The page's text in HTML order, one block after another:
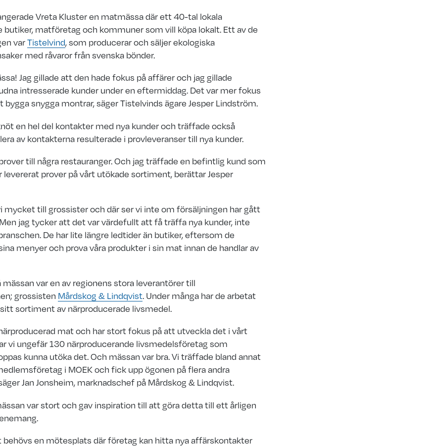
Vreta Kluster en matmässa där ett 40-tal lokala
matföretag och kommuner som vill köpa lokalt. Ett av de
varTistelvind, som producerar och säljer ekologiska
med råvaror från svenska bönder.
Jag gillade att den hade fokus på affärer och jag gillade
intresserade kunder under en eftermiddag. Det var mer fokus
bygga snygga montrar, säger Tistelvinds ägare Jesper Lindström.
en hel del kontakter med nya kunder och träffade också
av kontakterna resulterade i provleveranser till nya kunder.
till några restauranger. Och jag träffade en befintlig kund som
levererat prover på vårt utökade sortiment, berättar Jesper
mycket till grossister och där ser vi inte om försäljningen har gått
jag tycker att det var värdefullt att få träffa nya kunder, inte
De har lite längre ledtider än butiker, eftersom de
menyer och prova våra produkter i sin mat innan de handlar av
mässan var en av regionens stora leverantörer till
grossisten Mårdskog & Lindqvist. Under många har de arbetat
sortiment av närproducerade livsmedel.
mat och har stort fokus på att utveckla det i vårt
vi ungefär 130 närproducerande livsmedelsföretag som
kunna utöka det. Och mässan var bra. Vi träffade bland annat
i MOEK och fick upp ögonen på flera andra
Jan Jonsheim, marknadschef på Mårdskog & Lindqvist.
var stort och gav inspiration till att göra detta till ett årligen
behövs en mötesplats där företag kan hitta nya affärskontakter